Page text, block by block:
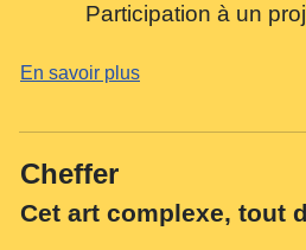
Participation à un
En savoir plus
Cheffer
Cet art complexe, tout